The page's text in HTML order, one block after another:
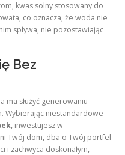
kwas solny stosowany do
co oznacza, że woda nie
spływa, nie pozostawiając
Bez
ma służyć generowaniu
Wybierając niestandardowe
, inwestujesz w
Twój dom, dba o Twój portfel
i zachwyca doskonałym,